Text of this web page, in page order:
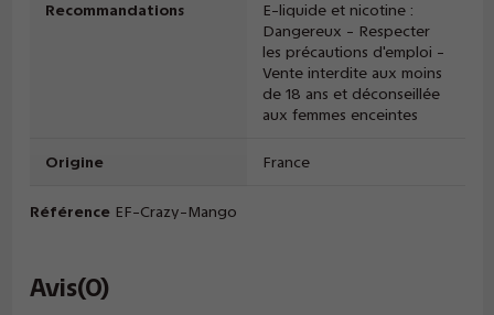
Recommandations
E-liquide et nicotine :
Dangereux - Respecter
les précautions d'emploi -
Vente interdite aux moins
de 18 ans et déconseillée
aux femmes enceintes
Origine France
Référence EF-Crazy-Mango
Avis(0)